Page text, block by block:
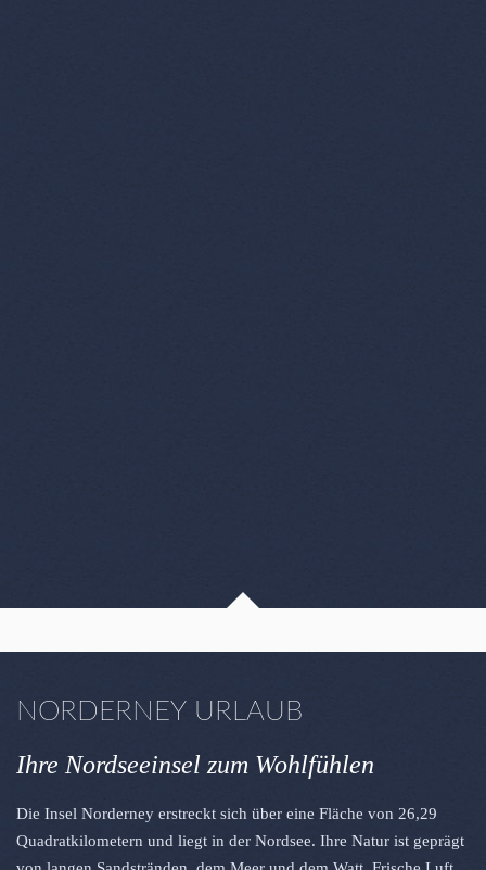
NORDERNEY URLAUB
Ihre Nordseeinsel zum Wohlfühlen
Die Insel Norderney erstreckt sich über eine Fläche von 26,29
Quadratkilometern und liegt in der Nordsee. Ihre Natur ist geprägt